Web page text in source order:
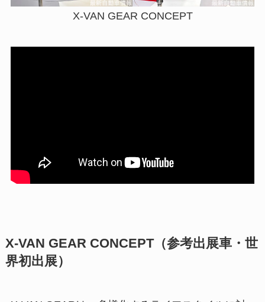
X-VAN GEAR CONCEPT
X-VAN GEAR CONCEPT（参考出展車・世
界初出展）